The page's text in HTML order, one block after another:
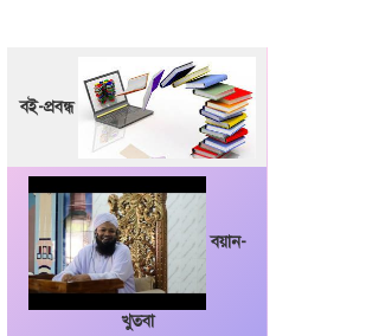
বই-প্রবন্ধ
বয়ান-
খুতবা